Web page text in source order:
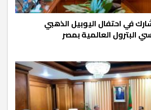
في احتفال اليوبيل الذهبي
البترول العالمية بمصر